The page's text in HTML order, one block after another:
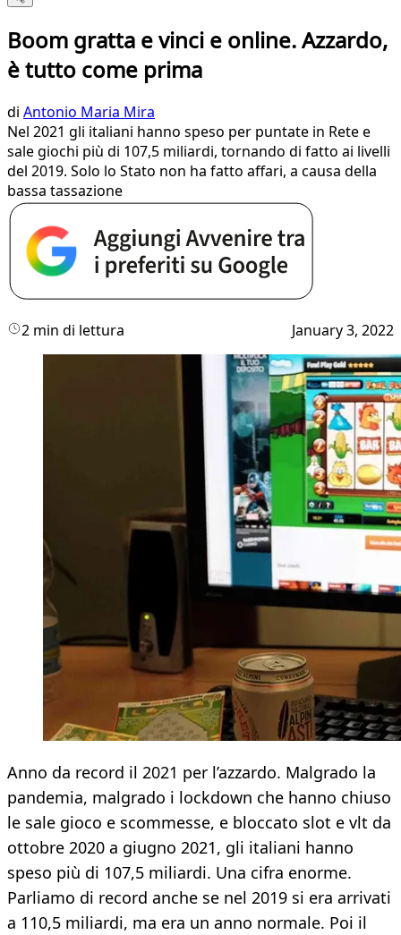
Boom gratta e vinci e online. Azzardo,
è tutto come prima
di Antonio Maria Mira
Nel 2021 gli italiani hanno speso per puntate in Rete e
sale giochi più di 107,5 miliardi, tornando di fatto ai livelli
del 2019. Solo lo Stato non ha fatto affari, a causa della
bassa tassazione
2 min di lettura January 3, 2022
Anno da record il 2021 per l’azzardo. Malgrado la
pandemia, malgrado i lockdown che hanno chiuso
le sale gioco e scommesse, e bloccato slot e vlt da
ottobre 2020 a giugno 2021, gli italiani hanno
speso più di 107,5 miliardi. Una cifra enorme.
Parliamo di record anche se nel 2019 si era arrivati
a 110,5 miliardi, ma era un anno normale. Poi il